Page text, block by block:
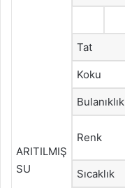
ARITILMIŞ
SU
Tat
Koku
Bulanıklık
Renk
Sıcaklık